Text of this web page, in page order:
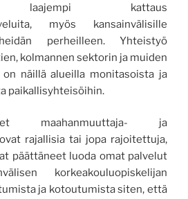
laajempi kattaus
myös kansainvälisille
perheilleen. Yhteistyö
kolmannen sektorin ja muiden
näillä alueilla monitasoista ja
paikallisyhteisöihin.
maahanmuuttaja- ja
rajallisia tai jopa rajoitettuja,
päättäneet luoda omat palvelut
korkeakouluopiskelijan
ja kotoutumista siten, että